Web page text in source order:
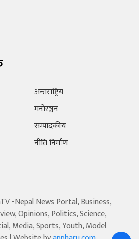
अन्तराष्ट्रिय
मनोरञ्जन
सम्पादकीय
नीति निर्माण
-Nepal News Portal, Business,
Opinions, Politics, Science,
Media, Sports, Youth, Model